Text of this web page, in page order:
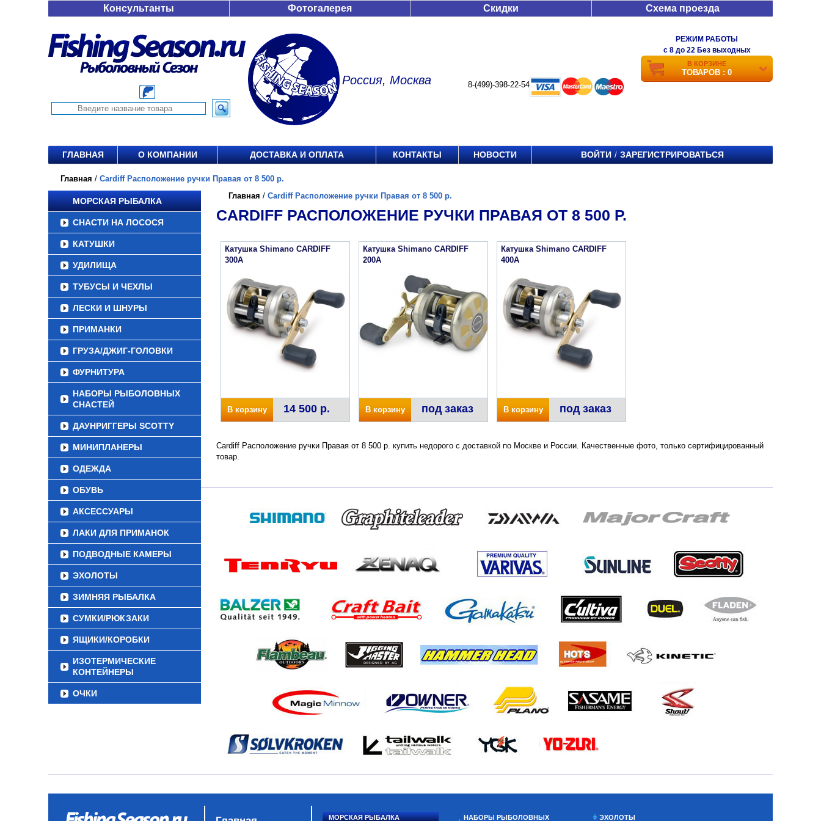
Консультанты Фотогалерея Скидки Схема проезда
Россия, Москва 8-(499)-398-22-54
РЕЖИМ РАБОТЫ
c 8 до 22 Без выходных
В КОРЗИНЕ
ТОВАРОВ : 0
ГЛАВНАЯ О КОМПАНИИ ДОСТАВКА И ОПЛАТА КОНТАКТЫ НОВОСТИ ВОЙТИ / ЗАРЕГИСТРИРОВАТЬСЯ
Главная / Cardiff Расположение ручки Правая от 8 500 р.
МОРСКАЯ РЫБАЛКА
СНАСТИ НА ЛОСОСЯ
КАТУШКИ
УДИЛИЩА
ТУБУСЫ И ЧЕХЛЫ
ЛЕСКИ И ШНУРЫ
ПРИМАНКИ
ГРУЗА/ДЖИГ-ГОЛОВКИ
ФУРНИТУРА
НАБОРЫ РЫБОЛОВНЫХ
СНАСТЕЙ
ДАУНРИГГЕРЫ SCOTTY
МИНИПЛАНЕРЫ
ОДЕЖДА
ОБУВЬ
АКСЕССУАРЫ
ЛАКИ ДЛЯ ПРИМАНОК
ПОДВОДНЫЕ КАМЕРЫ
ЭХОЛОТЫ
ЗИМНЯЯ РЫБАЛКА
СУМКИ/РЮКЗАКИ
ЯЩИКИ/КОРОБКИ
ИЗОТЕРМИЧЕСКИЕ
КОНТЕЙНЕРЫ
ОЧКИ
Главная / Cardiff Расположение ручки Правая от 8 500 р.
CARDIFF РАСПОЛОЖЕНИЕ РУЧКИ ПРАВАЯ ОТ 8 500 Р.
Катушка Shimano CARDIFF
300A
В корзину 14 500 р.
Катушка Shimano CARDIFF
200A
В корзину под заказ
Катушка Shimano CARDIFF
400A
В корзину под заказ
Cardiff Расположение ручки Правая от 8 500 р. купить недорого с доставкой по Москве и России. Качественные фото, только сертифицированный
товар.
МОРСКАЯ РЫБАЛКА НАБОРЫ РЫБОЛОВНЫХ ЭХОЛОТЫ